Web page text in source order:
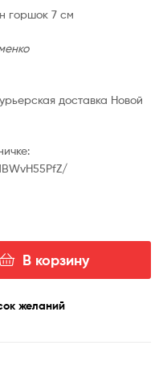
горшок 7 см
доставка Новой
В корзину
желаний